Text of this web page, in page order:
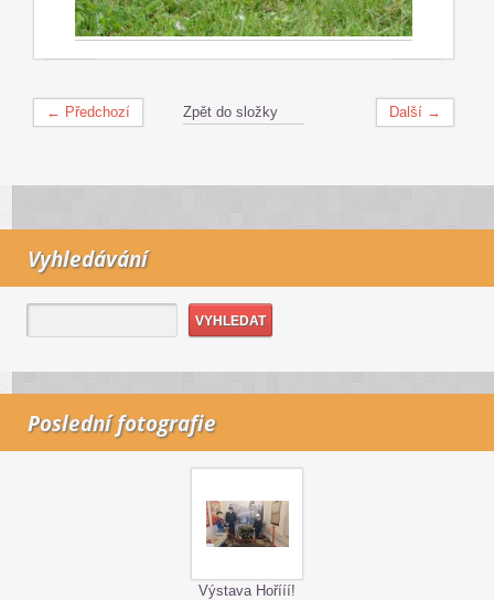
← Předchozí Další →
Zpět do složky
Vyhledávání
Poslední fotografie
Výstava Hořííí!